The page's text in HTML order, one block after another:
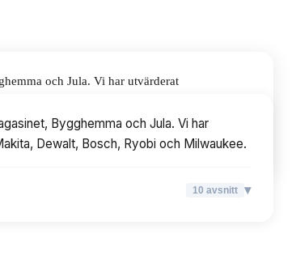
och Jula. Vi har utvärderat
10avsnitt ▾
Bygghemma och Jula. Vi har
Dewalt, Bosch, Ryobi och Milwaukee.
10 avsnitt ▾